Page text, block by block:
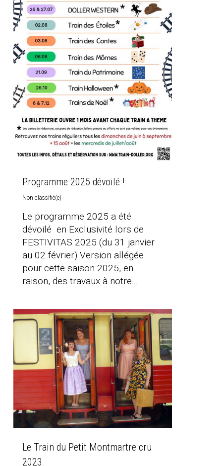
Programme 2025 dévoilé !
Non classifié(e)
Le programme 2025 a été
dévoilé en Exclusivité lors de
FESTIVITAS 2025 (du 31 janvier
au 02 février) Version allégée
pour cette saison 2025, en
raison, des travaux à notre...
Le Train du Petit Montmartre cru
2023